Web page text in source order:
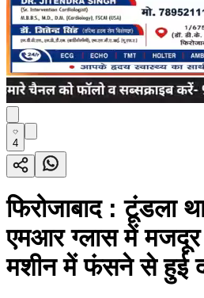
4
फिरोजाबाद : टूंडला
एमआर ग्लास में मजदूर
मशीन में फंसने से हुई